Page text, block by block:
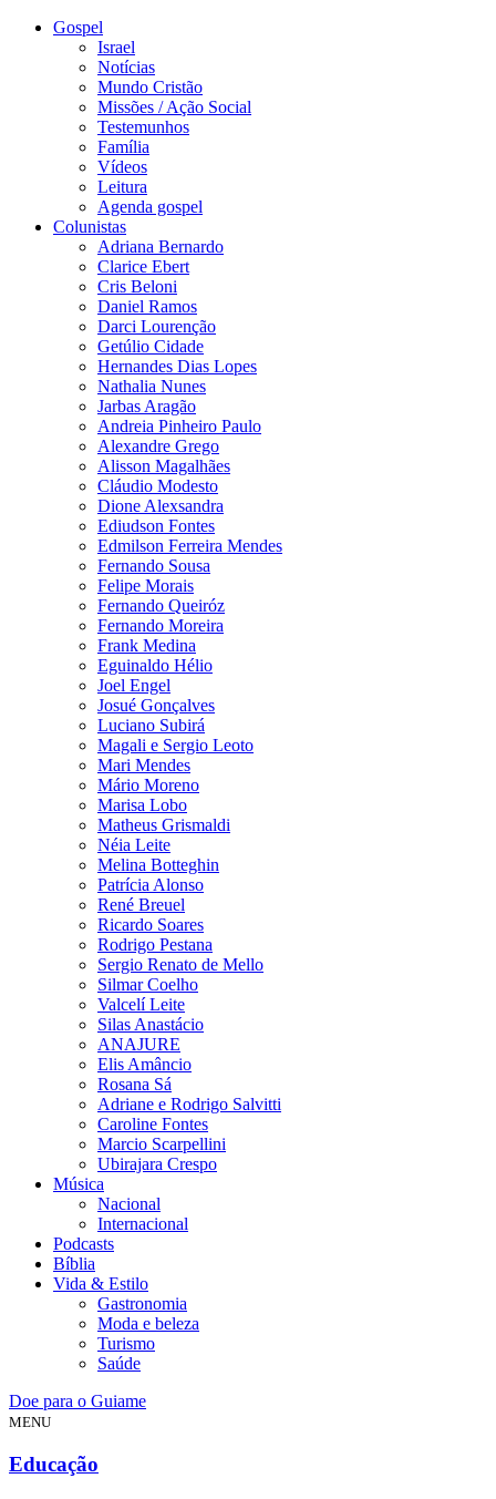
Gospel
Israel
Notícias
Mundo Cristão
Missões / Ação Social
Testemunhos
Família
Vídeos
Leitura
Agenda gospel
Colunistas
Adriana Bernardo
Clarice Ebert
Cris Beloni
Daniel Ramos
Darci Lourenção
Getúlio Cidade
Hernandes Dias Lopes
Nathalia Nunes
Jarbas Aragão
Andreia Pinheiro Paulo
Alexandre Grego
Alisson Magalhães
Cláudio Modesto
Dione Alexsandra
Ediudson Fontes
Edmilson Ferreira Mendes
Fernando Sousa
Felipe Morais
Fernando Queiróz
Fernando Moreira
Frank Medina
Eguinaldo Hélio
Joel Engel
Josué Gonçalves
Luciano Subirá
Magali e Sergio Leoto
Mari Mendes
Mário Moreno
Marisa Lobo
Matheus Grismaldi
Néia Leite
Melina Botteghin
Patrícia Alonso
René Breuel
Ricardo Soares
Rodrigo Pestana
Sergio Renato de Mello
Silmar Coelho
Valcelí Leite
Silas Anastácio
ANAJURE
Elis Amâncio
Rosana Sá
Adriane e Rodrigo Salvitti
Caroline Fontes
Marcio Scarpellini
Ubirajara Crespo
Música
Nacional
Internacional
Podcasts
Bíblia
Vida & Estilo
Gastronomia
Moda e beleza
Turismo
Saúde
Doe para o Guiame
MENU
Educação